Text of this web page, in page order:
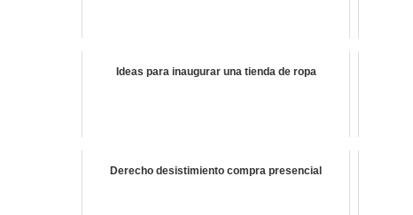
Ideas para inaugurar una tienda de ropa
Derecho desistimiento compra presencial